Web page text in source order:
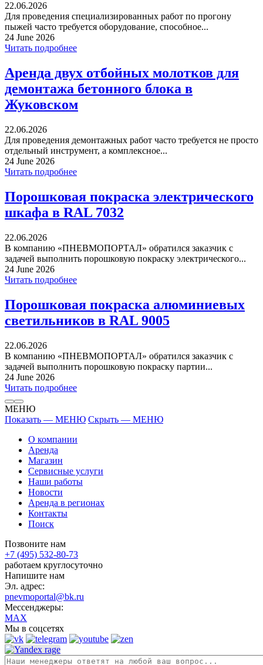
22.06.2026
Для проведения специализированных работ по прогону
пыжей часто требуется оборудование, способное...
24 June 2026
Читать подробнее
Аренда двух отбойных молотков для
демонтажа бетонного блока в
Жуковском
22.06.2026
Для проведения демонтажных работ часто требуется не просто
отдельный инструмент, а комплексное...
24 June 2026
Читать подробнее
Порошковая покраска электрического
шкафа в RAL 7032
22.06.2026
В компанию «ПНЕВМОПОРТАЛ» обратился заказчик с
задачей выполнить порошковую покраску электрического...
24 June 2026
Читать подробнее
Порошковая покраска алюминиевых
светильников в RAL 9005
22.06.2026
В компанию «ПНЕВМОПОРТАЛ» обратился заказчик с
задачей выполнить порошковую покраску партии...
24 June 2026
Читать подробнее
МЕНЮ
Показать — МЕНЮ Скрыть — МЕНЮ
О компании
Аренда
Магазин
Сервисные услуги
Наши работы
Новости
Аренда в регионах
Контакты
Поиск
Позвоните нам
+7 (495) 532-80-73
работаем круглосуточно
Напишите нам
Эл. адрес:
pnevmoportal@bk.ru
Мессенджеры:
MAX
Мы в соцсетях